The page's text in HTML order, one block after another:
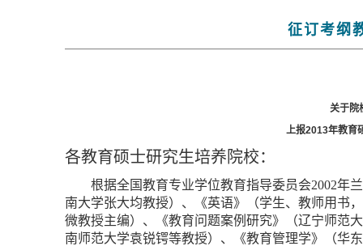
征订考纲
关于院
上报2013年教育
各教育硕士研究生培养院校：
根据全国教育专业学位教育指导委员会2002年
南大学张大均教授）、《英语》（学生、教师用书
微教授主编）、《教育问题案例研究》（辽宁师范
南师范大学袁锐锷等教授）、《教育管理学》（华